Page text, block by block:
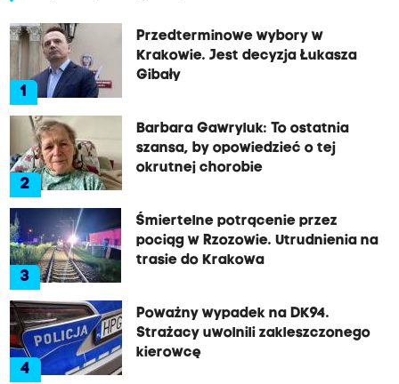
1
Przedterminowe wybory w
Krakowie. Jest decyzja Łukasza
Gibały
2
Barbara Gawryluk: To ostatnia
szansa, by opowiedzieć o tej
okrutnej chorobie
3
Śmiertelne potrącenie przez
pociąg w Rzozowie. Utrudnienia na
trasie do Krakowa
4
Poważny wypadek na DK94.
Strażacy uwolnili zakleszczonego
kierowcę